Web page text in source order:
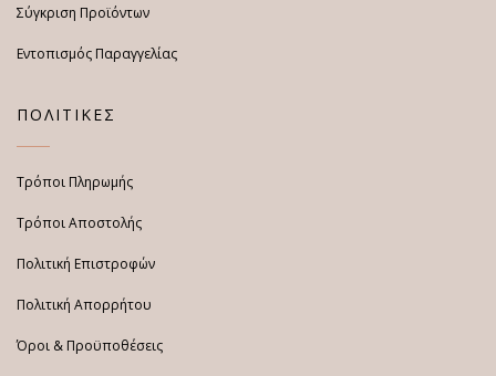
Σύγκριση Προϊόντων
Εντοπισμός Παραγγελίας
ΠΟΛΙΤΙΚΕΣ
Τρόποι Πληρωμής
Τρόποι Αποστολής
Πολιτική Επιστροφών
Πολιτική Απορρήτου
Όροι & Προϋποθέσεις